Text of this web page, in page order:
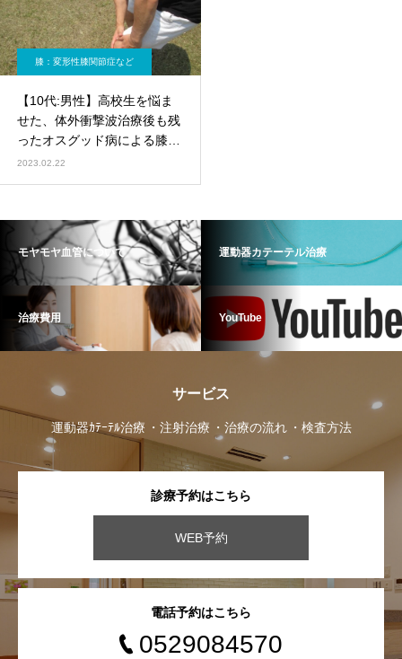
膝：変形性膝関節症など
【10代:男性】高校生を悩ま
せた、体外衝撃波治療後も残
ったオスグッド病による膝の
痛み
2023.02.22
モヤモヤ血管について 運動器カテーテル治療
治療費用 YouTube
サービス
運動器ｶﾃｰﾃﾙ治療 注射治療 治療の流れ 検査方法
診療予約はこちら
WEB予約
電話予約はこちら
0529084570